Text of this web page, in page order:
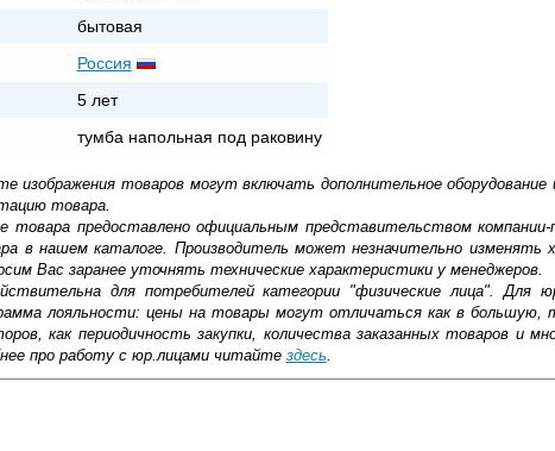
бытовая
Россия
5 лет
тумба напольная под раковину
изображения товаров могут включать дополнительное
товара.
товара предоставлено официальным представительством компании-
в нашем каталоге. Производитель может незначительно изменять
Вас заранее уточнять технические характеристики у менеджеров.
для потребителей категории "физические лица". Для
лояльности: цены на товары могут отличаться как в
как периодичность закупки, количества заказанных товаров и
про работу с юр.лицами читайте здесь